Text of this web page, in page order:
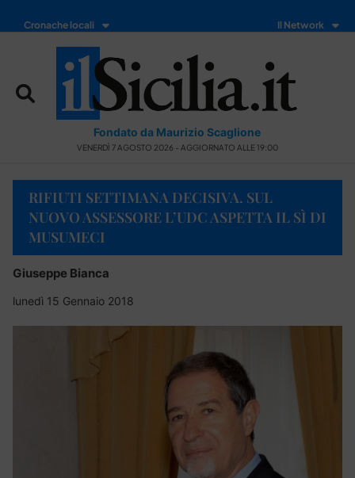
Cronache locali Il Network
Fondato da Maurizio Scaglione
VENERDÌ 7 AGOSTO 2026 - AGGIORNATO ALLE 19:00
RIFIUTI SETTIMANA DECISIVA. SUL
NUOVO ASSESSORE L’UDC ASPETTA IL SÌ DI
MUSUMECI
Giuseppe Bianca
lunedì 15 Gennaio 2018